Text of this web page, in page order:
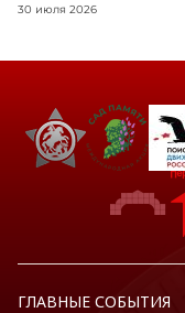
30 июля 2026
ГЛАВНЫЕ СОБЫТИЯ